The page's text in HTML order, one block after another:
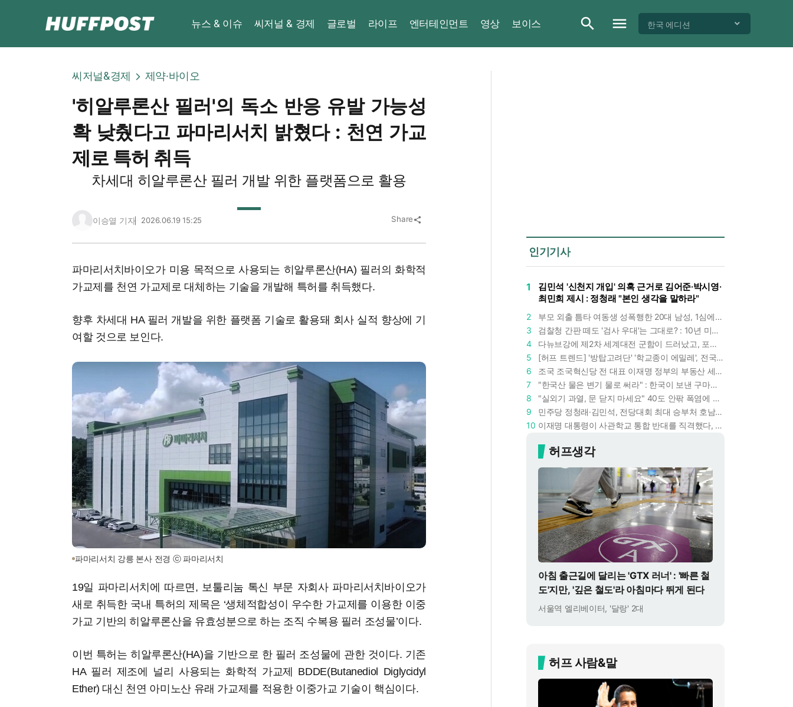
뉴스 & 이슈 씨저널 & 경제 글로벌 라이프 엔터테인먼트 영상 보이스 한국 에디션
씨저널&경제 제약·바이오
'히알루론산 필러'의 독소 반응 유발 가능성
확 낮췄다고 파마리서치 밝혔다 : 천연 가교
제로 특허 취득
차세대 히알루론산 필러 개발 위한 플랫폼으로 활용
이승열 기자 2026.06.19 15:25 Share share
파마리서치바이오가 미용 목적으로 사용되는 히알루론산(HA) 필러의 화학적
가교제를 천연 가교제로 대체하는 기술을 개발해 특허를 취득했다.
향후 차세대 HA 필러 개발을 위한 플랫폼 기술로 활용돼 회사 실적 향상에 기
여할 것으로 보인다.
파마리서치 강릉 본사 전경 ⓒ 파마리서치
19일 파마리서치에 따르면, 보툴리눔 톡신 부문 자회사 파마리서치바이오가
새로 취득한 국내 특허의 제목은 ‘생체적합성이 우수한 가교제를 이용한 이중
가교 기반의 히알루론산을 유효성분으로 하는 조직 수복용 필러 조성물’이다.
이번 특허는 히알루론산(HA)을 기반으로 한 필러 조성물에 관한 것이다. 기존
HA 필러 제조에 널리 사용되는 화학적 가교제 BDDE(Butanediol Diglycidyl
Ether) 대신 천연 아미노산 유래 가교제를 적용한 이중가교 기술이 핵심이다.
인기기사
1
김민석 '신천지 개입' 의혹 근거로 김어준·박시영·
최민희 제시 : 정청래 "본인 생각을 말하라"
2
부모 외출 틈타 여동생 성폭행한 20대 남성, 1심에서 5년형 선고 : 친족 간 '암수범죄'의 심각성
3
검찰청 간판 떼도 '검사 우대'는 그대로? : 10년 미만 검사는 중수청 4급 수사관으로 직행한다
4
다뉴브강에 제2차 세계대전 군함이 드러났고, 포항 수돗물은 갑자기 짜졌다 : 폭염·가뭄이 만든 낯선 풍경
5
[허프 트렌드] '방탑고려단' '학교종이 에밀레', 전국 275팀 몰린 2026년 국립중앙박물관 분장대회 : 숨은 실력자들 나온다
6
조국 조국혁신당 전 대표 이재명 정부의 부동산 세제개편안 비판했다 : '공공주택 대전환' 촉구
7
"한국산 물은 변기 물로 써라" : 한국이 보낸 구마모토 지진 구호품에 한 일본인이 보인 반응
8
"실외기 과열, 문 닫지 마세요" 40도 안팎 폭염에 쉼 없이 도는 에어컨 : 화재 위험 경고등!
9
민주당 정청래·김민석, 전당대회 최대 승부처 호남 표심잡기 총력 : 격차 10%p 안이냐, 밖이냐
10
이재명 대통령이 사관학교 통합 반대를 직격했다, "세 번이나 군사 쿠데타 했는데 압도적 지위"
허프생각
아침 출근길에 달리는 'GTX 러너' : '빠른 철
도'지만, '깊은 철도'라 아침마다 뛰게 된다
서울역 엘리베이터, '달랑' 2대
허프 사람&말